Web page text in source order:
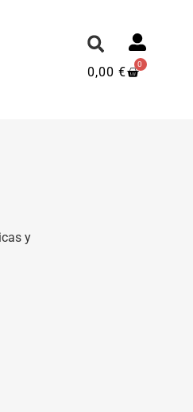
0,00 €
0
y